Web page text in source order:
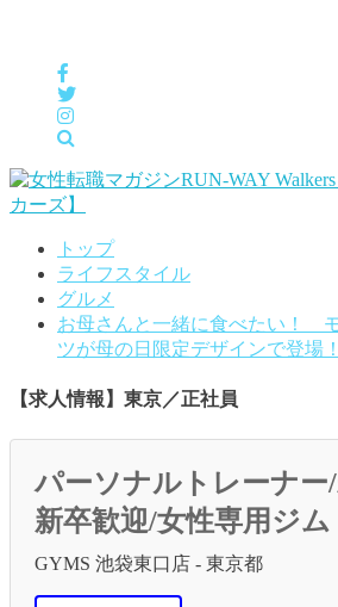
トップ
ライフスタイル
グルメ
お母さんと一緒に食べたい！
ツが母の日限定デザインで登場！
【求人情報】東京／正社員
パーソナルトレーナー
新卒歓迎/女性専用ジム
GYMS 池袋東口店 - 東京都